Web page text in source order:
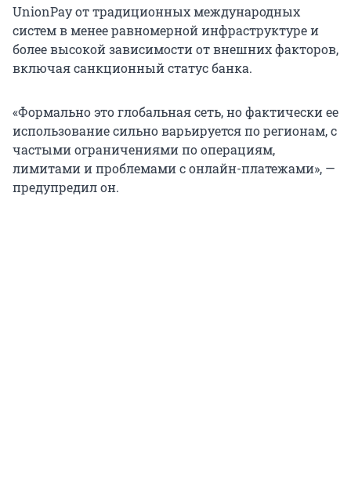
UnionPay от традиционных международных
систем в менее равномерной инфраструктуре и
более высокой зависимости от внешних факторов,
включая санкционный статус банка.
«Формально это глобальная сеть, но фактически ее
использование сильно варьируется по регионам, с
частыми ограничениями по операциям,
лимитами и проблемами с онлайн-платежами», —
предупредил он.